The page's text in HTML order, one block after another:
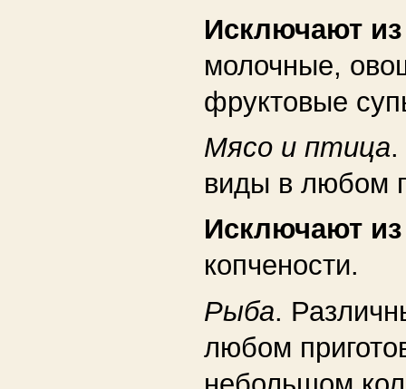
Исключают
молочные,
фруктовые
Мясо и птица.
виды в любом
Исключают
копчености.
Рыба.
любом